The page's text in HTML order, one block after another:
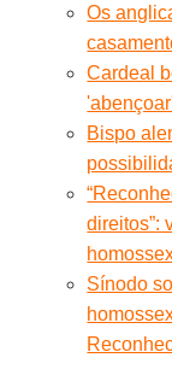
Os
Cardeal
Bispo
direitos”:
Sínodo